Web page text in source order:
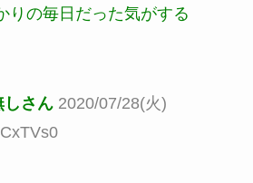
りの毎日だった気がする
しさん 2020/07/28(火)